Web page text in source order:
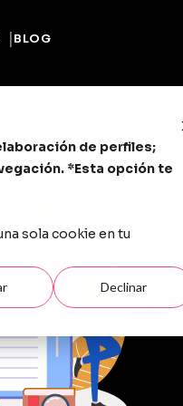
de perfiles;
*Esta opción te
sola cookie en tu
Declinar
BLOG